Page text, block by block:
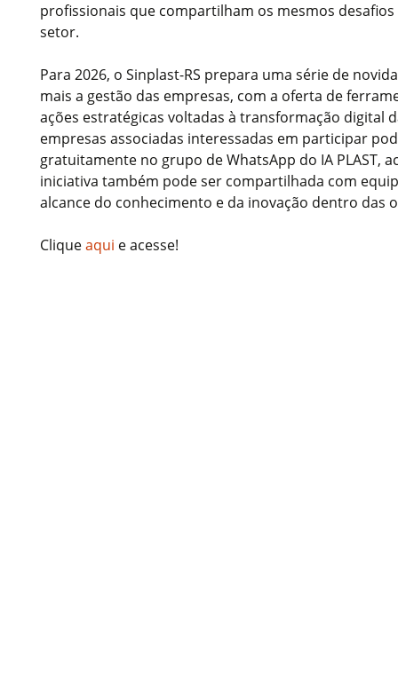
profissionais que compartilham os mesmos
setor.
Para 2026, o Sinplast-RS prepara uma série de
mais a gestão das empresas, com a oferta de
ações estratégicas voltadas à transformação digital
empresas associadas interessadas em participar
gratuitamente no grupo de WhatsApp do IA PLAST,
iniciativa também pode ser compartilhada com
alcance do conhecimento e da inovação dentro das
Cliqueaqui e acesse!